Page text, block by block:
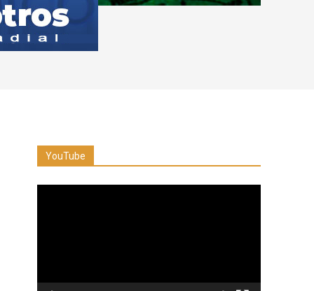
YouTube